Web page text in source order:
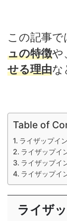
この記事で
ュの特徴や
せる理由な
Table of
ライザップイ
ライザップイ
ライザップイ
ライザップイ
ライザ